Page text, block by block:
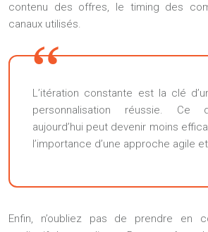
contenu des offres, le timing des
canaux utilisés.
L’itération constante est la clé
personnalisation réussie. Ce
aujourd’hui peut devenir moins
l’importance d’une approche agile
Enfin, n’oubliez pas de prendre en